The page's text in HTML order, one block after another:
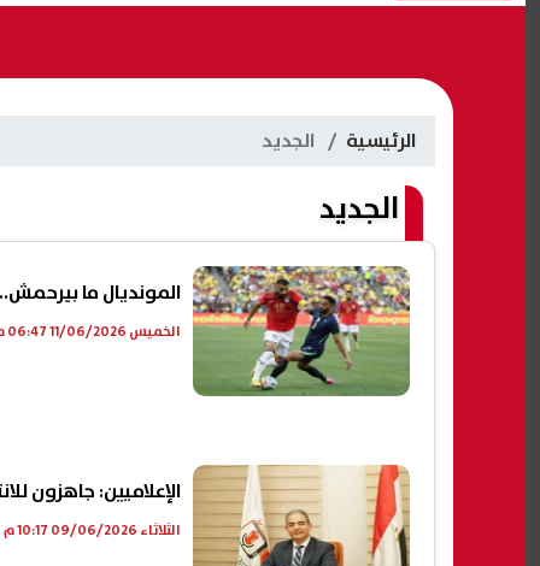
الرئيسية الجديد
الجديد
المونديال ما
الخميس 11/06/2026 06:47 م
الإعلاميين: جاهزون
الثلاثاء 09/06/2026 10:17 م